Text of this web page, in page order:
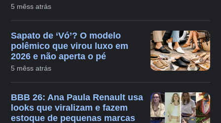
5 mêss atrás
Sapato de ‘Vó’? O modelo
polêmico que virou luxo em
2026 e não aperta o pé
5 mêss atrás
BBB 26: Ana Paula Renault usa
looks que viralizam e fazem
estoque de pequenas marcas